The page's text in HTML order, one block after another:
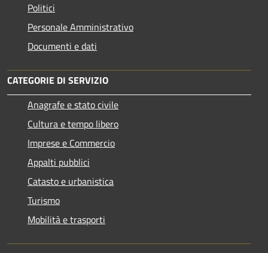
Politici
Personale Amministrativo
Documenti e dati
CATEGORIE DI SERVIZIO
Anagrafe e stato civile
Cultura e tempo libero
Imprese e Commercio
Appalti pubblici
Catasto e urbanistica
Turismo
Mobilità e trasporti